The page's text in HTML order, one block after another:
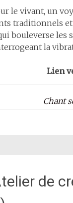
le vivant, un
traditionnels
bouleverse les
la
Lien
Chant
de